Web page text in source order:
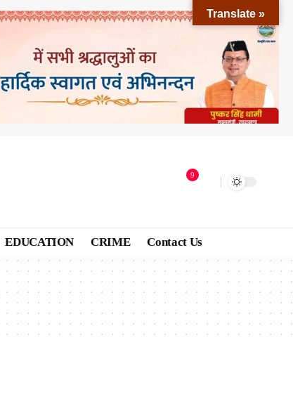
9
EDUCATION CRIME Contact Us
Translate »